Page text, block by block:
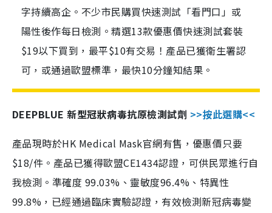
字持續高企。不少市民購買快速測試「看門口」或
陽性後作每日檢測。精選13款優惠價快速測試套裝
$19以下買到，最平$10有交易！產品已獲衛生署認
可，或通過歐盟標準，最快10分鐘知結果。
DEEPBLUE 新型冠狀病毒抗原檢測試劑 >>按此選購<<
產品現時於HK Medical Mask官網有售，優惠價只要
$18/件。產品已獲得歐盟CE1434認證，可供民眾進行自
我檢測。準確度 99.03%、靈敏度96.4%、特異性
99.8%，已經通過臨床實驗認證，有效檢測新冠病毒變